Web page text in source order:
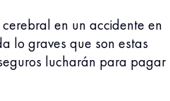
en un accidente en
lo graves que son estas
lucharán para pagar